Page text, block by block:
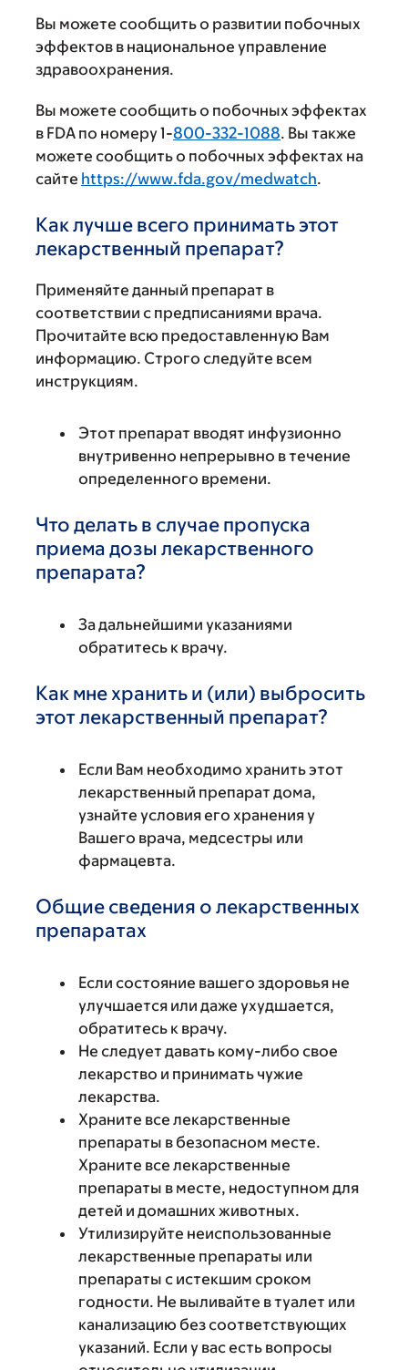
Вы можете сообщить о развитии побочных
эффектов в национальное управление
здравоохранения.
Вы можете сообщить о побочных эффектах
в FDA по номеру 1-800-332-1088. Вы также
можете сообщить о побочных эффектах на
сайте https://www.fda.gov/medwatch.
Как лучше всего принимать этот
лекарственный препарат?
Применяйте данный препарат в
соответствии с предписаниями врача.
Прочитайте всю предоставленную Вам
информацию. Строго следуйте всем
инструкциям.
Этот препарат вводят инфузионно
внутривенно непрерывно в течение
определенного времени.
Что делать в случае пропуска
приема дозы лекарственного
препарата?
За дальнейшими указаниями
обратитесь к врачу.
Как мне хранить и (или) выбросить
этот лекарственный препарат?
Если Вам необходимо хранить этот
лекарственный препарат дома,
узнайте условия его хранения у
Вашего врача, медсестры или
фармацевта.
Общие сведения о лекарственных
препаратах
Если состояние вашего здоровья не
улучшается или даже ухудшается,
обратитесь к врачу.
Не следует давать кому-либо свое
лекарство и принимать чужие
лекарства.
Храните все лекарственные
препараты в безопасном месте.
Храните все лекарственные
препараты в месте, недоступном для
детей и домашних животных.
Утилизируйте неиспользованные
лекарственные препараты или
препараты с истекшим сроком
годности. Не выливайте в туалет или
канализацию без соответствующих
указаний. Если у вас есть вопросы